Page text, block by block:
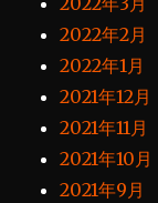
2022年2月
2022年1月
2021年12月
2021年11月
2021年10月
2021年9月